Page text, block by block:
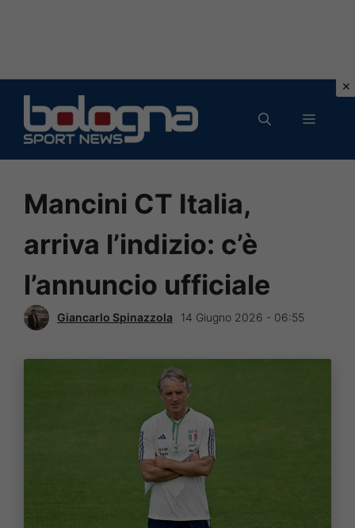
contenuto
MENU
Mancini CT Italia,
arriva l’indizio: c’è
l’annuncio ufficiale
Giancarlo Spinazzola 14 Giugno 2026 - 06:55